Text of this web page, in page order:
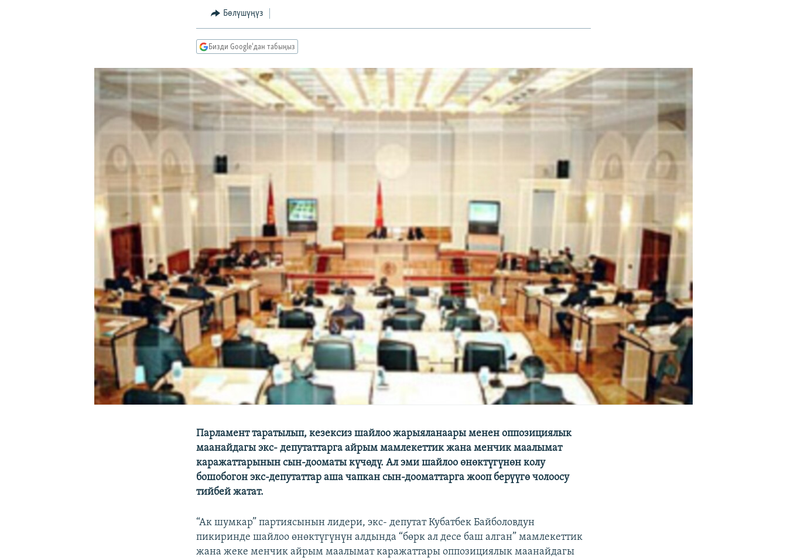
Бөлүшүңүз
Бизди Google'дан табыңыз
Парламент таратылып, кезексиз шайлоо жарыяланаары менен оппозициялык
маанайдагы экс- депутаттарга айрым мамлекеттик жана менчик маалымат
каражаттарынын сын-дооматы күчөдү. Ал эми шайлоо өнөктүгүнөн колу
бошобогон экс-депутаттар аша чапкан сын-дооматтарга жооп берүүгө чолоосу
тийбей жатат.
“Ак шумкар” партиясынын лидери, экс- депутат Кубатбек Байболовдун
пикиринде шайлоо өнөктүгүнүн алдында “бөрк ал десе баш алган” мамлекеттик
жана жеке менчик айрым маалымат каражаттары оппозициялык маанайдагы